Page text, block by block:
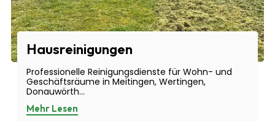
Hausreinigungen
Professionelle Reinigungsdienste für Wohn- und
Geschäftsräume in Meitingen, Wertingen,
Donauwörth...
Mehr Lesen